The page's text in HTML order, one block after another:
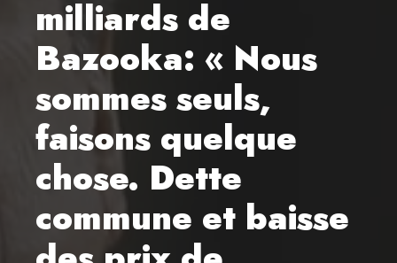
milliards de
Bazooka: « Nous
sommes seuls,
faisons quelque
chose. Dette
commune et baisse